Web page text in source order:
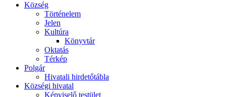
Község
Történelem
Jelen
Kultúra
Könyvtár
Oktatás
Térkép
Polgár
Hivatali hirdetőtábla
Községi hivatal
Képviselő testület